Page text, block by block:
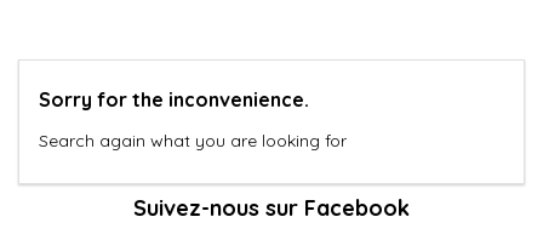
Sorry for the inconvenience.
Search again what you are looking for
Suivez-nous sur Facebook